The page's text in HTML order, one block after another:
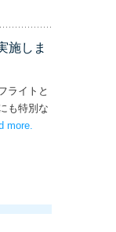
施しま
ライトと
も特別な
more– ‘ナイトフライト
.